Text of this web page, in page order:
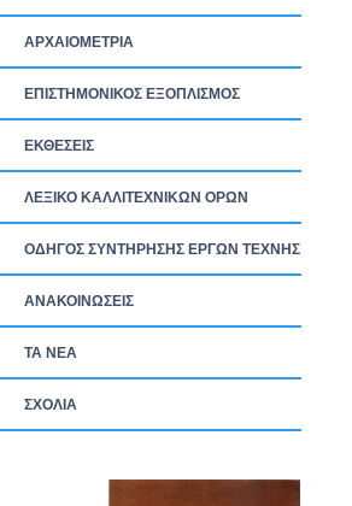
ΑΡΧΑΙΟΜΕΤΡΙΑ
ΕΠΙΣΤΗΜΟΝΙΚΟΣ ΕΞΟΠΛΙΣΜΟΣ
ΕΚΘΕΣΕΙΣ
ΛΕΞΙΚΟ ΚΑΛΛΙΤΕΧΝΙΚΩΝ ΟΡΩΝ
ΟΔΗΓΟΣ ΣΥΝΤΗΡΗΣΗΣ ΕΡΓΩΝ ΤΕΧΝΗΣ
ΑΝΑΚΟΙΝΩΣΕΙΣ
ΤΑ ΝEΑ
ΣΧΟΛΙΑ